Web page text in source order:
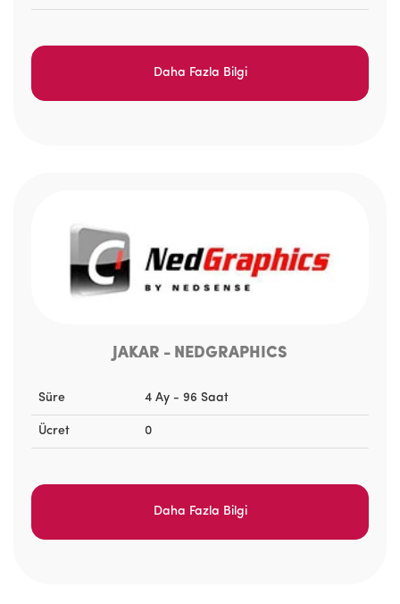
Daha Fazla Bilgi
JAKAR - NEDGRAPHICS
Süre 4 Ay - 96 Saat
Ücret 0
Daha Fazla Bilgi